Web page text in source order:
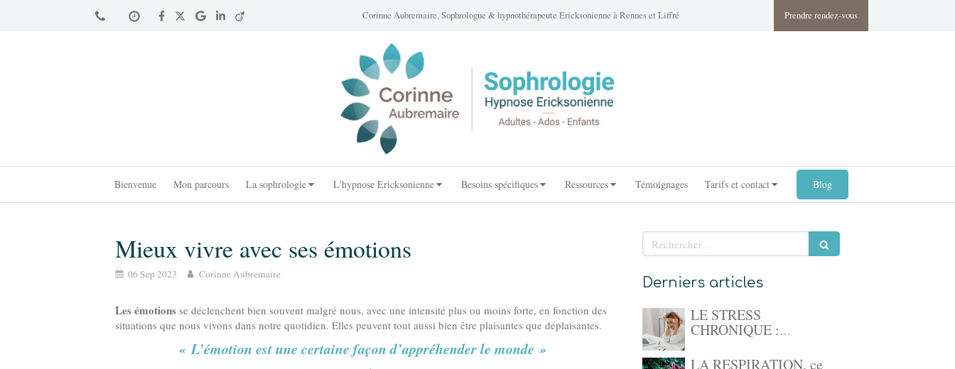
Corinne Aubremaire, Sophrologue & hypnothérapeute Ericksonienne à Rennes et Liffré Prendre rendez-vous
Bienvenue Mon parcours La sophrologie L'hypnose Ericksonienne Besoins spécifiques Ressources Témoignages Tarifs et contact Blog
Mieux vivre avec ses émotions
06 Sep 2023 Corinne Aubremaire
Les émotions se déclenchent bien souvent malgré nous, avec une intensité plus ou moins forte, en fonction des
situations que nous vivons dans notre quotidien. Elles peuvent tout aussi bien être plaisantes que déplaisantes.
« L’émotion est une certaine façon d’appréhender le monde »
Rechercher
Derniers articles
LE STRESS
CHRONIQUE :
et agir
LA RESPIRATION, ce